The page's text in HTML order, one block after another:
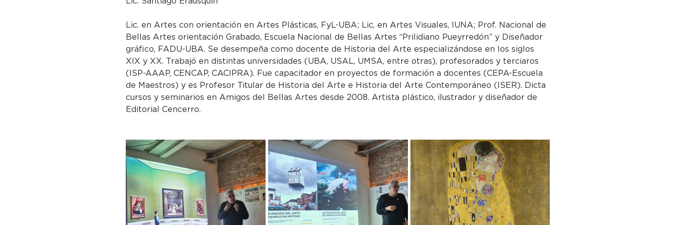
Lic. en Artes con orientación en Artes Plásticas, FyL-UBA; Lic, en Artes Visuales, IUNA; Prof. Nacional de
Bellas Artes orientación Grabado, Escuela Nacional de Bellas Artes “Prilidiano Pueyrredón” y Diseñador
gráfico, FADU-UBA. Se desempeña como docente de Historia del Arte especializándose en los siglos
XIX y XX. Trabajó en distintas universidades (UBA, USAL, UMSA, entre otras), profesorados y terciaros
(ISP-AAAP, CENCAP, CACIPRA). Fue capacitador en proyectos de formación a docentes (CEPA-Escuela
de Maestros) y es Profesor Titular de Historia del Arte e Historia del Arte Contemporáneo (ISER). Dicta
cursos y seminarios en Amigos del Bellas Artes desde 2008. Artista plástico, ilustrador y diseñador de
Editorial Cencerro.